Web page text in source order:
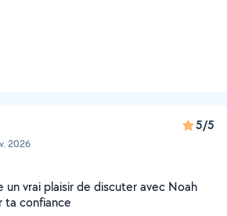
2026
5/5
un vrai plaisir de discuter avec Noah
ta confiance